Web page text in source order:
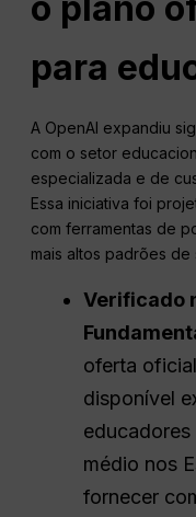
o plano
para
A OpenAI expandiu
com o setor
especializada e de
Essa iniciativa foi
com ferramentas de
mais altos padrões
Verificado
oferta
disponível
médio nos
fornecer